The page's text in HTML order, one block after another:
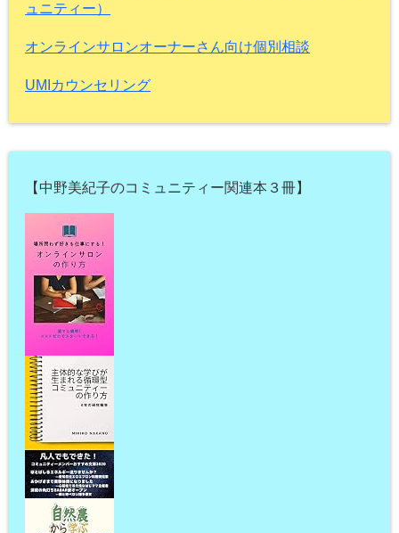
ュニティー）
オンラインサロンオーナーさん向け個別相談
UMIカウンセリング
【中野美紀子のコミュニティー関連本３冊】